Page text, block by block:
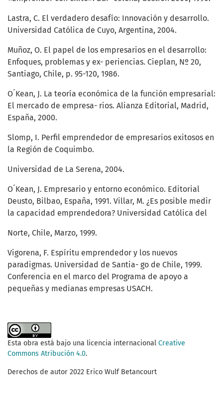
Lastra, C. El verdadero desafío: Innovación y desarrollo.
Universidad Católica de Cuyo, Argentina, 2004.
Muñoz, O. El papel de los empresarios en el desarrollo:
Enfoques, problemas y ex- periencias. Cieplan, Nº 20,
Santiago, Chile, p. 95-120, 1986.
O´Kean, J. La teoría económica de la función empresarial:
El mercado de empresa- rios. Alianza Editorial, Madrid,
España, 2000.
Slomp, I. Perfil emprendedor de empresarios exitosos en
la Región de Coquimbo.
Universidad de La Serena, 2004.
O´Kean, J. Empresario y entorno económico. Editorial
Deusto, Bilbao, España, 1991. Villar, M. ¿Es posible medir
la capacidad emprendedora? Universidad Católica del
Norte, Chile, Marzo, 1999.
Vigorena, F. Espíritu emprendedor y los nuevos
paradigmas. Universidad de Santia- go de Chile, 1999.
Conferencia en el marco del Programa de apoyo a
pequeñas y medianas empresas USACH.
Esta obra está bajo una licencia internacional Creative
Commons Atribución 4.0.
Derechos de autor 2022 Erico Wulf Betancourt